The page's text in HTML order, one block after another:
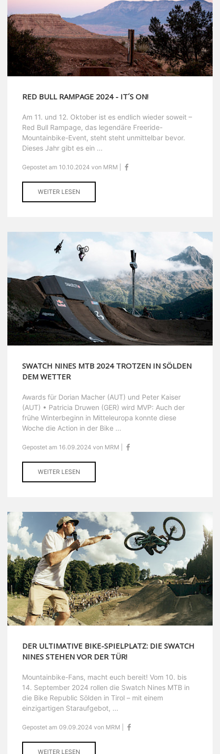
RED BULL RAMPAGE 2024 - IT´S ON!
Am 11. und 12. Oktober ist es endlich wieder soweit –
Red Bull Rampage, das legendäre Freeride-
Mountainbike-Event, steht steht unmittelbar bevor.
Dieses Jahr gibt es ein ...
Gepostet am 10.10.2024 von MRM |
WEITER LESEN
SWATCH NINES MTB 2024 TROTZEN IN SÖLDEN
DEM WETTER
Awards für Dorian Macher (AUT) und Peter Kaiser
(AUT) • Patricia Druwen (GER) wird MVP: Auch der
frühe Winterbeginn in Mitteleuropa konnte diese
Woche die Action in der Bike ...
Gepostet am 16.09.2024 von MRM |
WEITER LESEN
DER ULTIMATIVE BIKE-SPIELPLATZ: DIE SWATCH
NINES STEHEN VOR DER TÜR!
Mountainbike-Fans, macht euch bereit! Vom 10. bis
14. September 2024 rollen die Swatch Nines MTB in
die Bike Republic Sölden in Tirol – mit einem
einzigartigen Staraufgebot, ...
Gepostet am 09.09.2024 von MRM |
WEITER LESEN